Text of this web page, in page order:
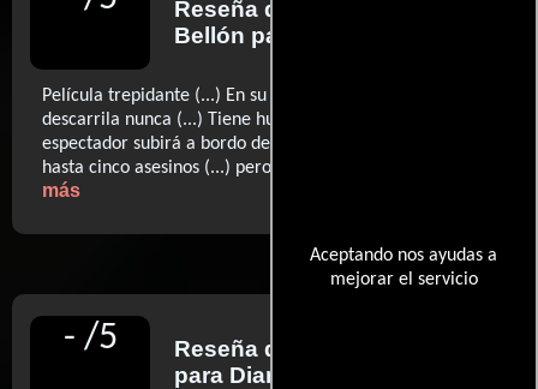
Aceptando nos ayudas a
mejorar el servicio
Reseña de
Bellón para Diario ABC
Película trepidante (...) En su sencillez, la trama no
descarrila nunca (...) Tiene humor y acción (...) El
espectador subirá a bordo de un tren en el que caben
hasta cinco asesinos (...) pero no el aburrimiento.
más
- /5 Reseña de
para Diario El Mundo